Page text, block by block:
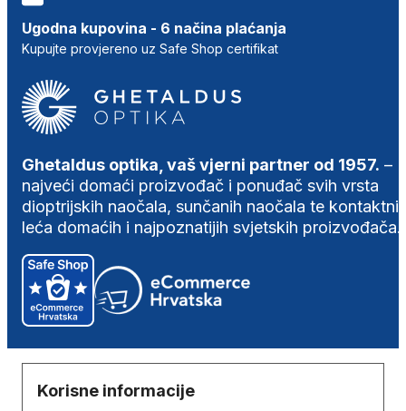
Ugodna kupovina - 6 načina plaćanja
Kupujte provjereno uz Safe Shop certifikat
Ghetaldus optika, vaš vjerni partner od 1957. –
najveći domaći proizvođač i ponuđač svih vrsta
dioptrijskih naočala, sunčanih naočala te
leća domaćih i najpoznatijih svjetskih proizvođača.
Korisne informacije